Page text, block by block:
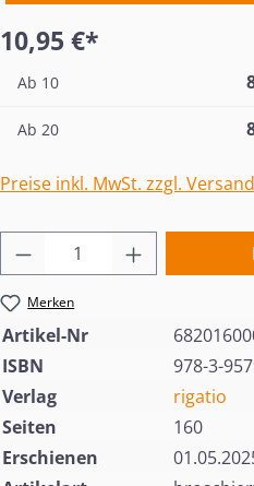
10,95 €*
Ab 10
Ab 20
Preise inkl. MwSt. zzgl.
Produkt Anzahl: Gib
Merken
Artikel-Nr
ISBN
978-3-
Verlag
rigatio
Seiten
160
Erschienen